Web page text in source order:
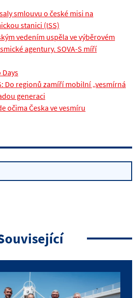
smlouvu o české misi na
stanici (ISS)
vedením uspěla ve výběrovém
agentury. SOVA-S míří
Days
Do regionů zamíří mobilní „vesmírná
generaci
očima Česka ve vesmíru